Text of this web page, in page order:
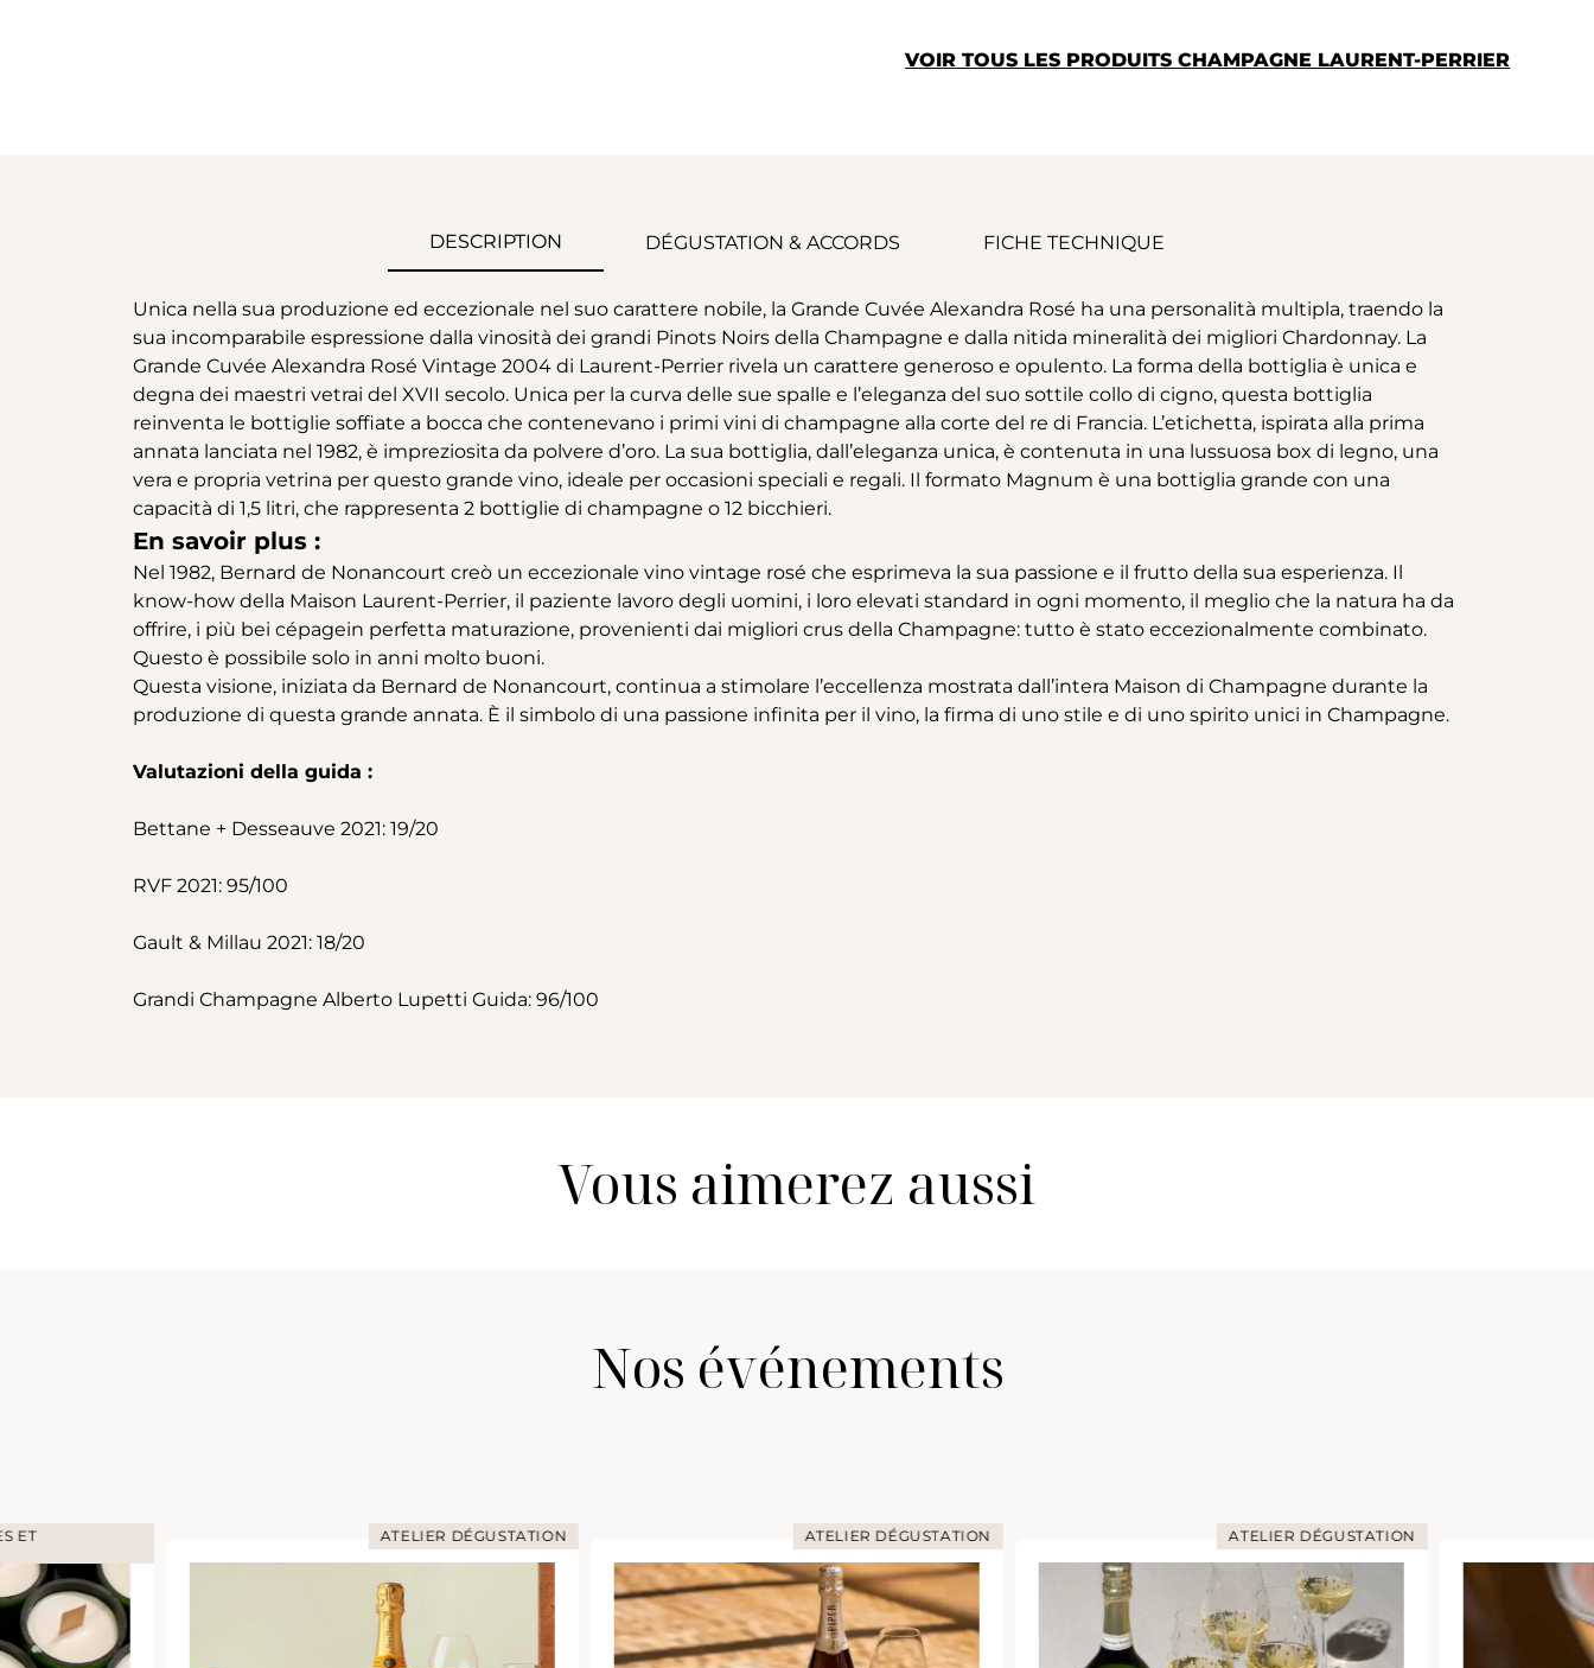
VOIR TOUS LES PRODUITS CHAMPAGNE LAURENT-PERRIER
DESCRIPTION DÉGUSTATION & ACCORDS FICHE TECHNIQUE
Unica nella sua produzione ed eccezionale nel suo carattere nobile, la Grande Cuvée Alexandra Rosé ha una personalità multipla, traendo la
sua incomparabile espressione dalla vinosità dei grandi Pinots Noirs della Champagne e dalla nitida mineralità dei migliori Chardonnay. La
Grande Cuvée Alexandra Rosé Vintage 2004 di Laurent-Perrier rivela un carattere generoso e opulento. La forma della bottiglia è unica e
degna dei maestri vetrai del XVII secolo. Unica per la curva delle sue spalle e l’eleganza del suo sottile collo di cigno, questa bottiglia
reinventa le bottiglie soffiate a bocca che contenevano i primi vini di champagne alla corte del re di Francia. L’etichetta, ispirata alla prima
annata lanciata nel 1982, è impreziosita da polvere d’oro. La sua bottiglia, dall’eleganza unica, è contenuta in una lussuosa box di legno, una
vera e propria vetrina per questo grande vino, ideale per occasioni speciali e regali. Il formato Magnum è una bottiglia grande con una
capacità di 1,5 litri, che rappresenta 2 bottiglie di champagne o 12 bicchieri.
En savoir plus :
Nel 1982, Bernard de Nonancourt creò un eccezionale vino vintage rosé che esprimeva la sua passione e il frutto della sua esperienza. Il
know-how della Maison Laurent-Perrier, il paziente lavoro degli uomini, i loro elevati standard in ogni momento, il meglio che la natura ha da
offrire, i più bei cépagein perfetta maturazione, provenienti dai migliori crus della Champagne: tutto è stato eccezionalmente combinato.
Questo è possibile solo in anni molto buoni.
Questa visione, iniziata da Bernard de Nonancourt, continua a stimolare l’eccellenza mostrata dall’intera Maison di Champagne durante la
produzione di questa grande annata. È il simbolo di una passione infinita per il vino, la firma di uno stile e di uno spirito unici in Champagne.
Valutazioni della guida :
Bettane + Desseauve 2021: 19/20
RVF 2021: 95/100
Gault & Millau 2021: 18/20
Grandi Champagne Alberto Lupetti Guida: 96/100
Vous aimerez aussi
Nos événements
ET ATELIER DÉGUSTATION ATELIER DÉGUSTATION ATELIER DÉGUSTATION